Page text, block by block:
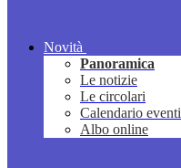
Novità
Panoramica
Le notizie
Le circolari
Calendario eventi
Albo online